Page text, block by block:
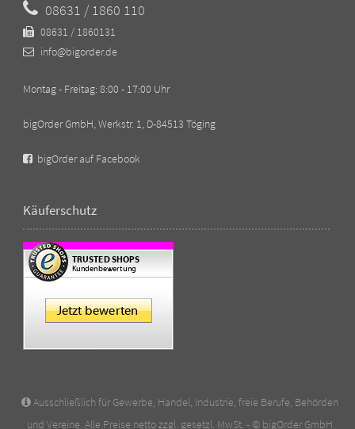
08631 / 1860 110
08631 / 1860131
info@bigorder.de
Montag - Freitag: 8:00 - 17:00 Uhr
bigOrder GmbH, Werkstr. 1, D-84513 Töging
bigOrder auf Facebook
Käuferschutz
Ausschließlich für Gewerbe, Handel, Industrie, freie Berufe, Behörden
und Vereine. Alle Preise netto zzgl. gesetzl. MwSt. - © bigOrder GmbH